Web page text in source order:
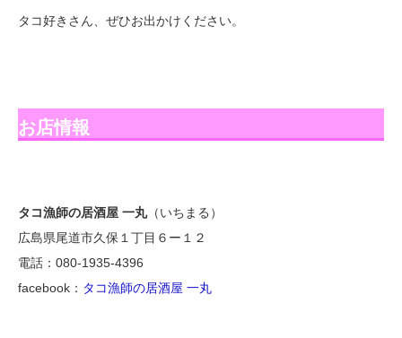
タコ好きさん、ぜひお出かけください。
お店情報
タコ漁師の居酒屋 一丸（いちまる）
広島県尾道市久保１丁目６ー１２
電話：080-1935-4396
facebook： タコ漁師の居酒屋 一丸